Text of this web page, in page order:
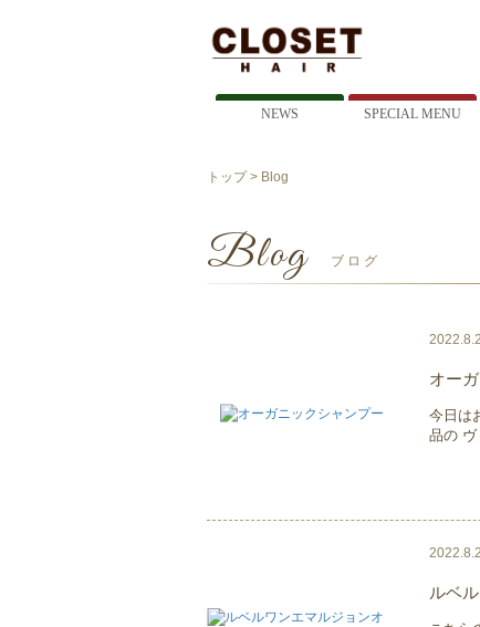
NEWS SPECIAL MENU
トップ> Blog
Blog ブログ
オー
今日は
品の ヴ
ルベ